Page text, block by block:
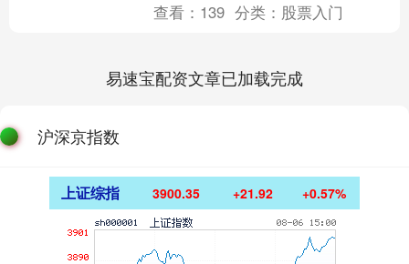
查看： 139 分类： 股票入门
易速宝配资文章已加载完成
沪深京指数
上证综指 3900.35 +21.92 +0.57%